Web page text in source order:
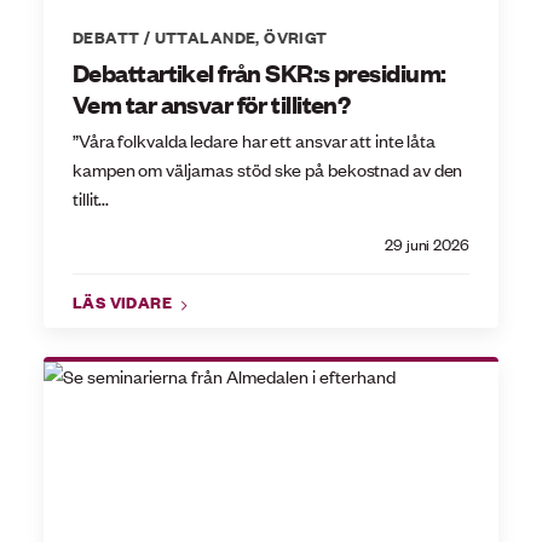
DEBATT / UTTALANDE,ÖVRIGT
Debattartikel från SKR:s presidium:
Vem tar ansvar för tilliten?
29 juni 2026
”Våra folkvalda ledare har ett ansvar att inte låta
kampen om väljarnas stöd ske på bekostnad av den
tillit...
LÄS VIDARE